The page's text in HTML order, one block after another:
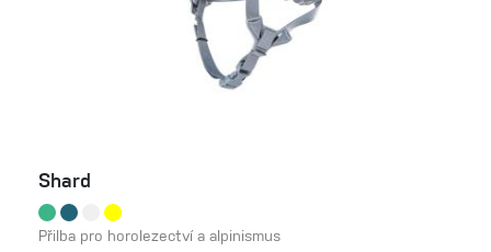
Shard
Přilba pro horolezectví a alpinismus